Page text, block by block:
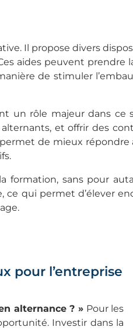
Il propose divers
aides peuvent prendre
de stimuler
un rôle majeur dans ce
et offrir des
de mieux répondre
formation, sans pour
qui permet d’élever
pour l’entreprise
alternance ? » Pour les
Investir dans la